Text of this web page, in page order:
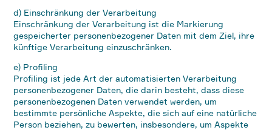
d) Einschränkung der Verarbeitung
Einschränkung der Verarbeitung ist die Markierung
gespeicherter personenbezogener Daten mit dem Ziel, ihre
künftige Verarbeitung einzuschränken.
e) Profiling
Profiling ist jede Art der automatisierten Verarbeitung
personenbezogener Daten, die darin besteht, dass diese
personenbezogenen Daten verwendet werden, um
bestimmte persönliche Aspekte, die sich auf eine natürliche
Person beziehen, zu bewerten, insbesondere, um Aspekte